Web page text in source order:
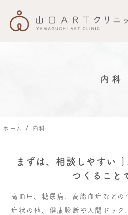
内科
ホーム / 内科
まずは、相談しやすい
つくること
高血圧、糖尿病、高脂血症などの
症状の他、健康診断や人間ドック